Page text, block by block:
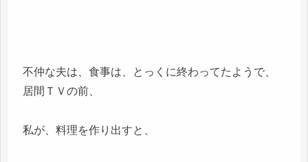
不仲な夫は、食事は、とっくに終わってたようで、
居間ＴＶの前、
私が、料理を作り出すと、